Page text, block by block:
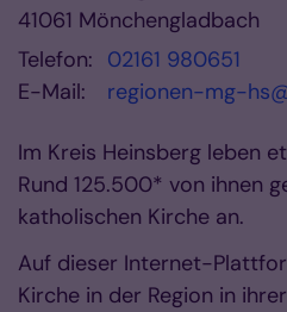
41061 Mönchengladbach
Telefon: 02161 980651
E-Mail:
regionen-mg-
Im Kreis Heinsberg leben
Rund 125.500* von ihnen
katholischen Kirche an.
Auf dieser Internet-
Kirche in der Region in